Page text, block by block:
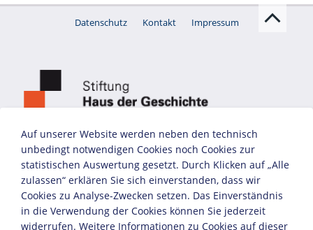
Datenschutz Kontakt Impressum
Auf unserer Website werden neben den technisch
unbedingt notwendigen Cookies noch Cookies zur
statistischen Auswertung gesetzt. Durch Klicken auf „Alle
zulassen“ erklären Sie sich einverstanden, dass wir
Cookies zu Analyse-Zwecken setzen. Das Einverständnis
in die Verwendung der Cookies können Sie jederzeit
widerrufen. Weitere Informationen zu Cookies auf dieser